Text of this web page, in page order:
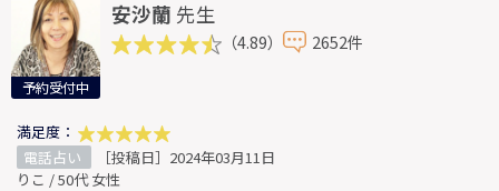
予約受付中
安沙蘭 先生
（4.89） 2652件
満足度：
電話占い
［投稿日］2024年03月11日
りこ / 50代 女性